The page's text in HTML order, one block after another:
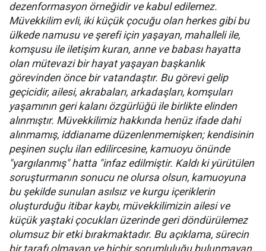
dezenformasyon örneğidir ve kabul edilemez.
Müvekkilim evli, iki küçük çocuğu olan herkes gibi bu
ülkede namusu ve şerefi için yaşayan, mahalleli ile,
komşusu ile iletişim kuran, anne ve babası hayatta
olan mütevazi bir hayat yaşayan başkanlık
görevinden önce bir vatandaştır. Bu görevi gelip
geçicidir, ailesi, akrabaları, arkadaşları, komşuları
yaşamının geri kalanı özgürlüğü ile birlikte elinden
alınmıştır. Müvekkilimiz hakkında henüz ifade dahi
alınmamış, iddianame düzenlenmemişken; kendisinin
peşinen suçlu ilan edilircesine, kamuoyu önünde
"yargılanmış" hatta "infaz edilmiştir. Kaldı ki yürütülen
soruşturmanın sonucu ne olursa olsun, kamuoyuna
bu şekilde sunulan asılsız ve kurgu içeriklerin
oluşturduğu itibar kaybı, müvekkilimizin ailesi ve
küçük yaştaki çocukları üzerinde geri döndürülemez
olumsuz bir etki bırakmaktadır. Bu açıklama, sürecin